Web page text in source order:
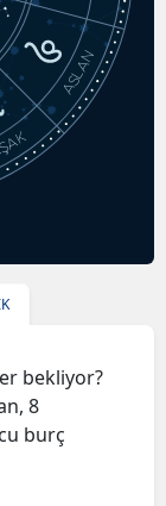
ASLAN
bekliyor?
8
burç